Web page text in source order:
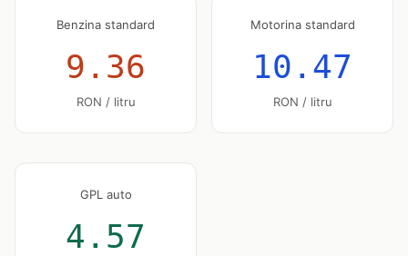
Benzina standard
9.36
RON / litru
Motorina standard
10.47
RON / litru
GPL auto
4.57